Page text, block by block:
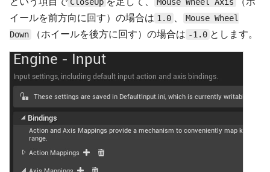
イールを前方向に回す）の場合は 1.0 、
Mouse Wheel
Down
（ホイールを後方に回す）の場合は -1.0 とします。